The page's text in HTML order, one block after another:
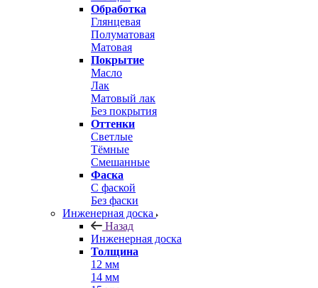
Обработка
Глянцевая
Полуматовая
Матовая
Покрытие
Масло
Лак
Матовый лак
Без покрытия
Оттенки
Светлые
Тёмные
Смешанные
Фаска
С фаской
Без фаски
Инженерная доска
Назад
Инженерная доска
Толщина
12 мм
14 мм